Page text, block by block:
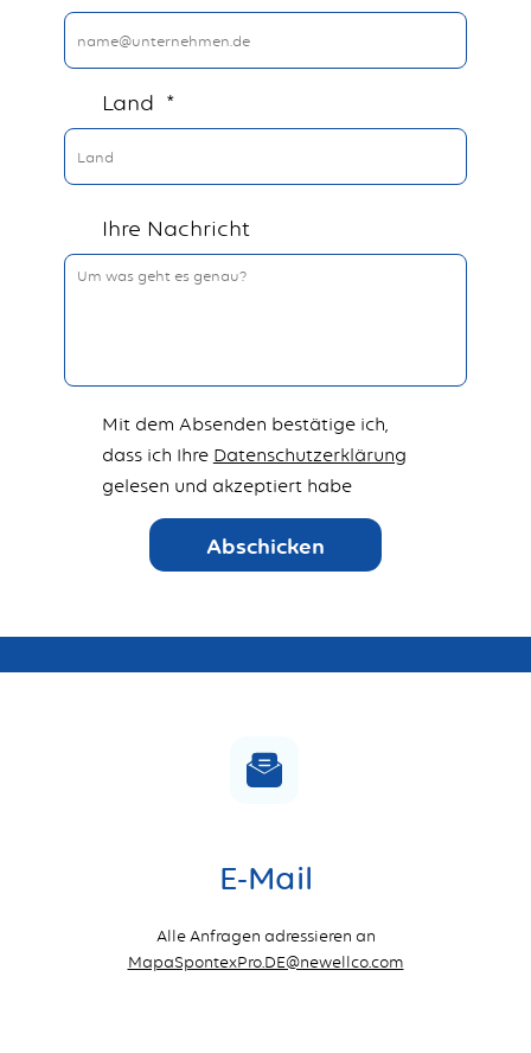
Land *
Ihre Nachricht
Mit dem Absenden bestätige ich,
dass ich Ihre Datenschutzerklärung
gelesen und akzeptiert habe
Abschicken
E-Mail
Alle Anfragen adressieren an
MapaSpontexPro.DE@newellco.com